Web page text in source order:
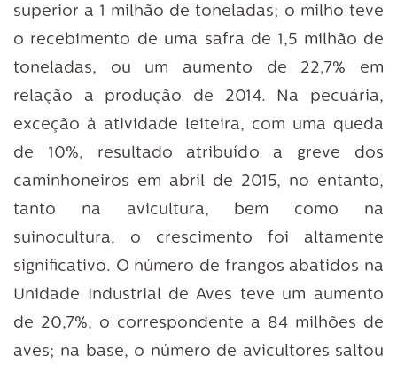
superior a 1 milhão de toneladas; o milho teve
o recebimento de uma safra de 1,5 milhão de
toneladas, ou um aumento de 22,7% em
relação a produção de 2014. Na pecuária,
exceção à atividade leiteira, com uma queda
de 10%, resultado atribuído a greve dos
caminhoneiros em abril de 2015, no entanto,
tanto na avicultura, bem como na
suinocultura, o crescimento foi altamente
significativo. O número de frangos abatidos na
Unidade Industrial de Aves teve um aumento
de 20,7%, o correspondente a 84 milhões de
aves; na base, o número de avicultores saltou